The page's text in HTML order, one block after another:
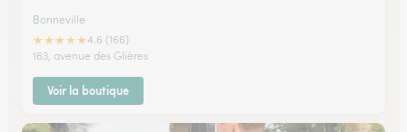
Bonneville
★★★★★4.6 (166)
163, avenue des Glières
Voir la boutique